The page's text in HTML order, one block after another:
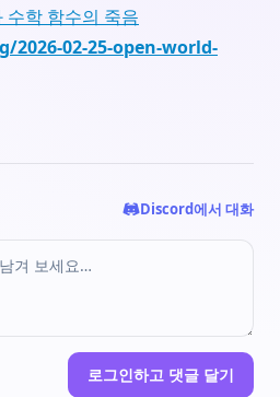
수학 함수의 죽음
2026-02-25-open-world-
Discord에서 대화
로그인하고 댓글 달기